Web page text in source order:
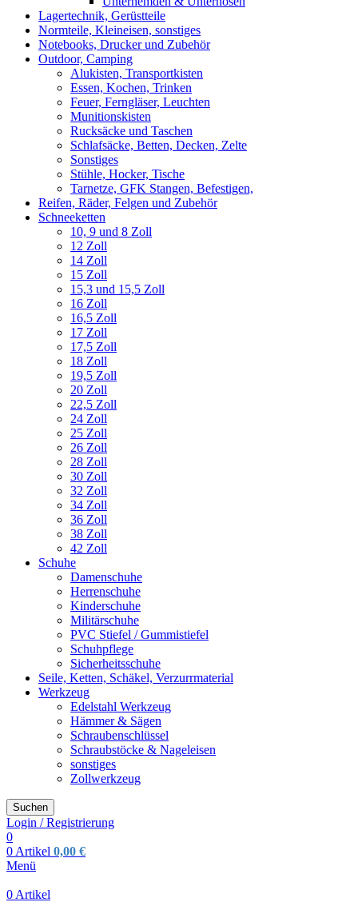
Lagertechnik, Gerüstteile
Normteile, Kleineisen, sonstiges
Notebooks, Drucker und Zubehör
Outdoor, Camping
Alukisten, Transportkisten
Essen, Kochen, Trinken
Feuer, Ferngläser, Leuchten
Munitionskisten
Rucksäcke und Taschen
Schlafsäcke, Betten, Decken, Zelte
Sonstiges
Stühle, Hocker, Tische
Tarnetze, GFK Stangen, Befestigen,
Reifen, Räder, Felgen und Zubehör
Schneeketten
10, 9 und 8 Zoll
12 Zoll
14 Zoll
15 Zoll
15,3 und 15,5 Zoll
16 Zoll
16,5 Zoll
17 Zoll
17,5 Zoll
18 Zoll
19,5 Zoll
20 Zoll
22,5 Zoll
24 Zoll
25 Zoll
26 Zoll
28 Zoll
30 Zoll
32 Zoll
34 Zoll
36 Zoll
38 Zoll
42 Zoll
Schuhe
Damenschuhe
Herrenschuhe
Kinderschuhe
Militärschuhe
PVC Stiefel / Gummistiefel
Schuhpflege
Sicherheitsschuhe
Seile, Ketten, Schäkel, Verzurrmaterial
Werkzeug
Edelstahl Werkzeug
Hämmer & Sägen
Schraubenschlüssel
Schraubstöcke & Nageleisen
sonstiges
Zollwerkzeug
Suchen
Login / Registrierung
0
0 Artikel 0,00 €
Menü
0 Artikel